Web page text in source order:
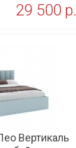
29 500 p.
Вертикаль